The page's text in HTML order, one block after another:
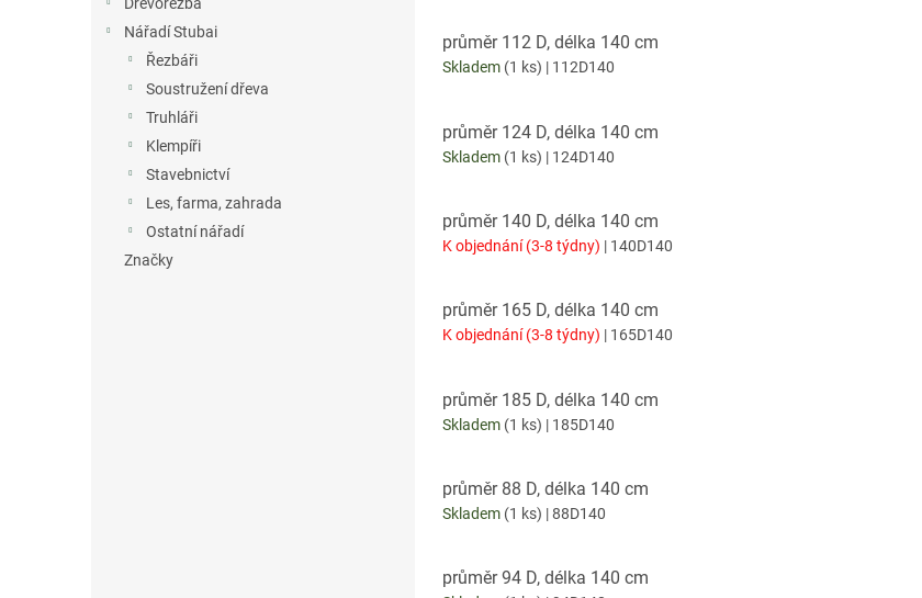
Nářadí Stubai
Řezbáři
Soustružení dřeva
Truhláři
Klempíři
Stavebnictví
Les, farma, zahrada
Ostatní nářadí
Značky
průměr 112 D, délka 140 cm
Skladem (1 ks) | 112D140
průměr 124 D, délka 140 cm
Skladem (1 ks) | 124D140
průměr 140 D, délka 140 cm
K objednání (3-8 týdny) | 140D140
průměr 165 D, délka 140 cm
K objednání (3-8 týdny) | 165D140
průměr 185 D, délka 140 cm
Skladem (1 ks) | 185D140
průměr 88 D, délka 140 cm
Skladem (1 ks) | 88D140
průměr 94 D, délka 140 cm